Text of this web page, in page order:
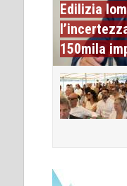
Edilizia
150mila